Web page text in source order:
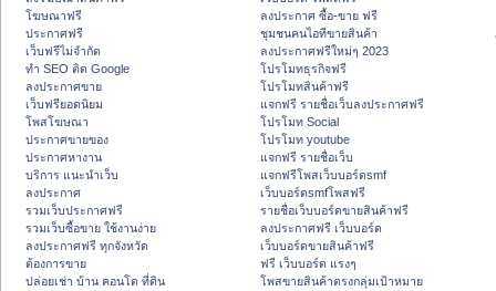
โฆษณาฟรี
ประกาศฟรี
เว็บฟรีไม่จำกัด
ทำ SEO ติด Google
ลงประกาศขาย
เว็บฟรียอดนิยม
โพสโฆษณา
ประกาศขายของ
ประกาศหางาน
บริการ แนะนำเว็บ
ลงประกาศ
รวมเว็บประกาศฟรี
รวมเว็บซื้อขาย ใช้งานง่าย
ลงประกาศฟรี ทุกจังหวัด
ต้องการขาย
ปล่อยเช่า บ้าน คอนโด ที่ดิน
ลงประกาศ ซื้อ-ขาย ฟรี
ชุมชนคนไอทีขายสินค้า
ลงประกาศฟรีใหม่ๆ 2023
โปรโมทธุรกิจฟรี
โปรโมทสินค้าฟรี
แจกฟรี รายชื่อเว็บลงประกาศฟรี
โปรโมท Social
โปรโมท youtube
แจกฟรี รายชื่อเว็บ
แจกฟรีโพสเว็บบอร์ดsmf
เว็บบอร์ดsmfโพสฟรี
รายชื่อเว็บบอร์ดขายสินค้าฟรี
ลงประกาศฟรี เว็บบอร์ด
เว็บบอร์ดขายสินค้าฟรี
ฟรี เว็บบอร์ด แรงๆ
โพสขายสินค้าตรงกลุ่มเป้าหมาย